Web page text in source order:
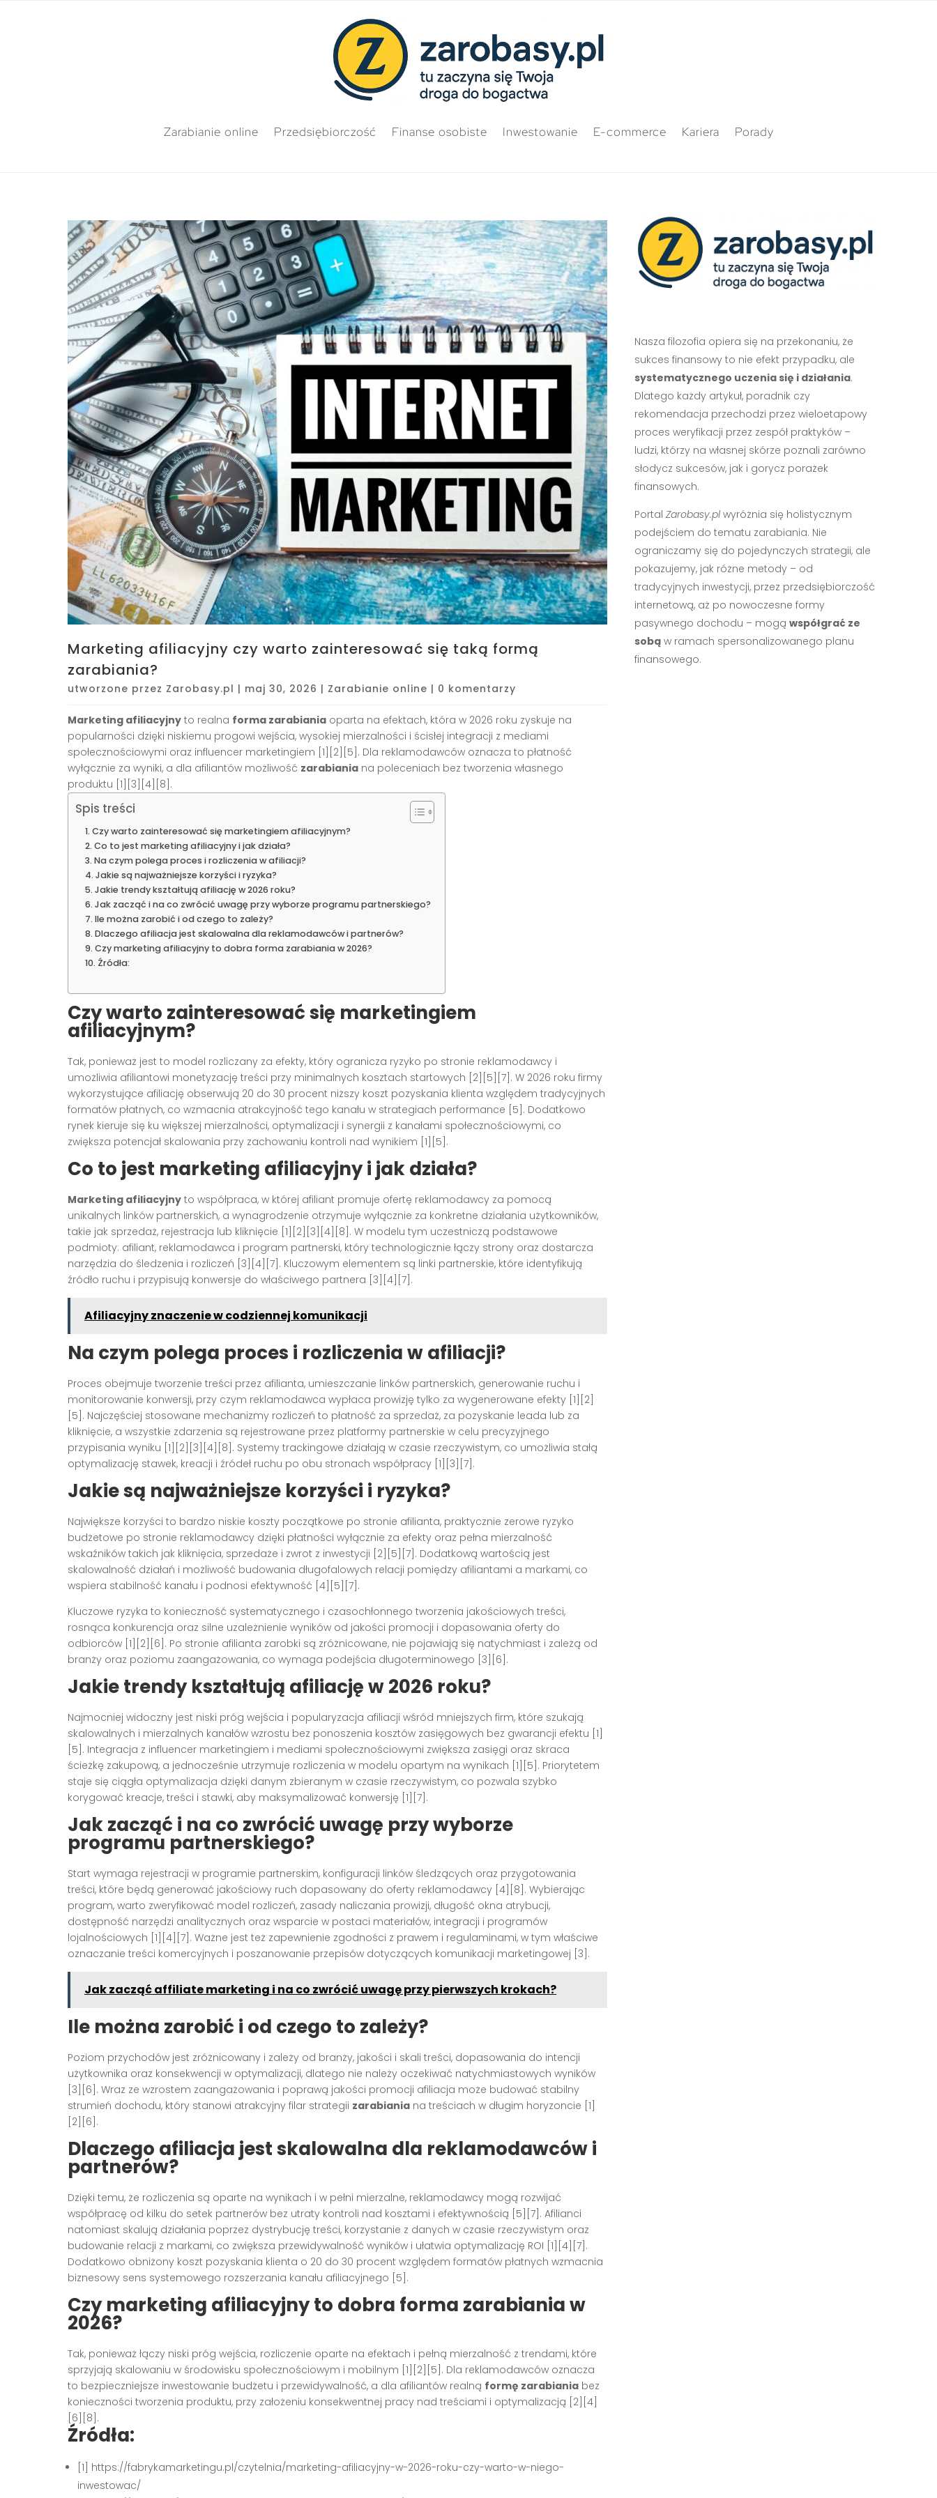
Zarabianie online Przedsiębiorczość Finanse osobiste Inwestowanie E-commerce Kariera Porady
Marketing afiliacyjny czy warto zainteresować się taką formą
zarabiania?
utworzone przez Zarobasy.pl | maj 30, 2026 | Zarabianie online | 0 komentarzy
Marketing afiliacyjny to realna forma zarabiania oparta na efektach, która w 2026 roku zyskuje na
popularności dzięki niskiemu progowi wejścia, wysokiej mierzalności i ścisłej integracji z mediami
społecznościowymi oraz influencer marketingiem [1][2][5]. Dla reklamodawców oznacza to płatność
wyłącznie za wyniki, a dla afiliantów możliwość zarabiania na poleceniach bez tworzenia własnego
produktu [1][3][4][8].
Spis treści
Czy warto zainteresować się marketingiem afiliacyjnym?
Co to jest marketing afiliacyjny i jak działa?
Na czym polega proces i rozliczenia w afiliacji?
Jakie są najważniejsze korzyści i ryzyka?
Jakie trendy kształtują afiliację w 2026 roku?
Jak zacząć i na co zwrócić uwagę przy wyborze programu partnerskiego?
Ile można zarobić i od czego to zależy?
Dlaczego afiliacja jest skalowalna dla reklamodawców i partnerów?
Czy marketing afiliacyjny to dobra forma zarabiania w 2026?
Źródła:
Czy warto zainteresować się marketingiem
afiliacyjnym?
Tak, ponieważ jest to model rozliczany za efekty, który ogranicza ryzyko po stronie reklamodawcy i
umożliwia afiliantowi monetyzację treści przy minimalnych kosztach startowych [2][5][7]. W 2026 roku firmy
wykorzystujące afiliację obserwują 20 do 30 procent niższy koszt pozyskania klienta względem tradycyjnych
formatów płatnych, co wzmacnia atrakcyjność tego kanału w strategiach performance [5]. Dodatkowo
rynek kieruje się ku większej mierzalności, optymalizacji i synergii z kanałami społecznościowymi, co
zwiększa potencjał skalowania przy zachowaniu kontroli nad wynikiem [1][5].
Co to jest marketing afiliacyjny i jak działa?
Marketing afiliacyjny to współpraca, w której afiliant promuje ofertę reklamodawcy za pomocą
unikalnych linków partnerskich, a wynagrodzenie otrzymuje wyłącznie za konkretne działania użytkowników,
takie jak sprzedaż, rejestracja lub kliknięcie [1][2][3][4][8]. W modelu tym uczestniczą podstawowe
podmioty: afiliant, reklamodawca i program partnerski, który technologicznie łączy strony oraz dostarcza
narzędzia do śledzenia i rozliczeń [3][4][7]. Kluczowym elementem są linki partnerskie, które identyfikują
źródło ruchu i przypisują konwersje do właściwego partnera [3][4][7].
Afiliacyjny znaczenie w codziennej komunikacji
Na czym polega proces i rozliczenia w afiliacji?
Proces obejmuje tworzenie treści przez afilianta, umieszczanie linków partnerskich, generowanie ruchu i
monitorowanie konwersji, przy czym reklamodawca wypłaca prowizję tylko za wygenerowane efekty [1][2]
[5]. Najczęściej stosowane mechanizmy rozliczeń to płatność za sprzedaż, za pozyskanie leada lub za
kliknięcie, a wszystkie zdarzenia są rejestrowane przez platformy partnerskie w celu precyzyjnego
przypisania wyniku [1][2][3][4][8]. Systemy trackingowe działają w czasie rzeczywistym, co umożliwia stałą
optymalizację stawek, kreacji i źródeł ruchu po obu stronach współpracy [1][3][7].
Jakie są najważniejsze korzyści i ryzyka?
Największe korzyści to bardzo niskie koszty początkowe po stronie afilianta, praktycznie zerowe ryzyko
budżetowe po stronie reklamodawcy dzięki płatności wyłącznie za efekty oraz pełna mierzalność
wskaźników takich jak kliknięcia, sprzedaże i zwrot z inwestycji [2][5][7]. Dodatkową wartością jest
skalowalność działań i możliwość budowania długofalowych relacji pomiędzy afiliantami a markami, co
wspiera stabilność kanału i podnosi efektywność [4][5][7].
Kluczowe ryzyka to konieczność systematycznego i czasochłonnego tworzenia jakościowych treści,
rosnąca konkurencja oraz silne uzależnienie wyników od jakości promocji i dopasowania oferty do
odbiorców [1][2][6]. Po stronie afilianta zarobki są zróżnicowane, nie pojawiają się natychmiast i zależą od
branży oraz poziomu zaangażowania, co wymaga podejścia długoterminowego [3][6].
Jakie trendy kształtują afiliację w 2026 roku?
Najmocniej widoczny jest niski próg wejścia i popularyzacja afiliacji wśród mniejszych firm, które szukają
skalowalnych i mierzalnych kanałów wzrostu bez ponoszenia kosztów zasięgowych bez gwarancji efektu [1]
[5]. Integracja z influencer marketingiem i mediami społecznościowymi zwiększa zasięgi oraz skraca
ścieżkę zakupową, a jednocześnie utrzymuje rozliczenia w modelu opartym na wynikach [1][5]. Priorytetem
staje się ciągła optymalizacja dzięki danym zbieranym w czasie rzeczywistym, co pozwala szybko
korygować kreacje, treści i stawki, aby maksymalizować konwersję [1][7].
Jak zacząć i na co zwrócić uwagę przy wyborze
programu partnerskiego?
Start wymaga rejestracji w programie partnerskim, konfiguracji linków śledzących oraz przygotowania
treści, które będą generować jakościowy ruch dopasowany do oferty reklamodawcy [4][8]. Wybierając
program, warto zweryfikować model rozliczeń, zasady naliczania prowizji, długość okna atrybucji,
dostępność narzędzi analitycznych oraz wsparcie w postaci materiałów, integracji i programów
lojalnościowych [1][4][7]. Ważne jest też zapewnienie zgodności z prawem i regulaminami, w tym właściwe
oznaczanie treści komercyjnych i poszanowanie przepisów dotyczących komunikacji marketingowej [3].
Jak zacząć affiliate marketing i na co zwrócić uwagę przy pierwszych krokach?
Ile można zarobić i od czego to zależy?
Poziom przychodów jest zróżnicowany i zależy od branży, jakości i skali treści, dopasowania do intencji
użytkownika oraz konsekwencji w optymalizacji, dlatego nie należy oczekiwać natychmiastowych wyników
[3][6]. Wraz ze wzrostem zaangażowania i poprawą jakości promocji afiliacja może budować stabilny
strumień dochodu, który stanowi atrakcyjny filar strategii zarabiania na treściach w długim horyzoncie [1]
[2][6].
Dlaczego afiliacja jest skalowalna dla reklamodawców i
partnerów?
Dzięki temu, że rozliczenia są oparte na wynikach i w pełni mierzalne, reklamodawcy mogą rozwijać
współpracę od kilku do setek partnerów bez utraty kontroli nad kosztami i efektywnością [5][7]. Afilianci
natomiast skalują działania poprzez dystrybucję treści, korzystanie z danych w czasie rzeczywistym oraz
budowanie relacji z markami, co zwiększa przewidywalność wyników i ułatwia optymalizację ROI [1][4][7].
Dodatkowo obniżony koszt pozyskania klienta o 20 do 30 procent względem formatów płatnych wzmacnia
biznesowy sens systemowego rozszerzania kanału afiliacyjnego [5].
Czy marketing afiliacyjny to dobra forma zarabiania w
2026?
Tak, ponieważ łączy niski próg wejścia, rozliczenie oparte na efektach i pełną mierzalność z trendami, które
sprzyjają skalowaniu w środowisku społecznościowym i mobilnym [1][2][5]. Dla reklamodawców oznacza
to bezpieczniejsze inwestowanie budżetu i przewidywalność, a dla afiliantów realną formę zarabiania bez
konieczności tworzenia produktu, przy założeniu konsekwentnej pracy nad treściami i optymalizacją [2][4]
[6][8].
Źródła:
[1] https://fabrykamarketingu.pl/czytelnia/marketing-afiliacyjny-w-2026-roku-czy-warto-w-niego-
inwestowac/
Nasza filozofia opiera się na przekonaniu, że
sukces finansowy to nie efekt przypadku, ale
systematycznego uczenia się i działania.
Dlatego każdy artykuł, poradnik czy
rekomendacja przechodzi przez wieloetapowy
proces weryfikacji przez zespół praktyków –
ludzi, którzy na własnej skórze poznali zarówno
słodycz sukcesów, jak i gorycz porażek
finansowych.
Portal Zarobasy.plwyróżnia się holistycznym
podejściem do tematu zarabiania. Nie
ograniczamy się do pojedynczych strategii, ale
pokazujemy, jak różne metody – od
tradycyjnych inwestycji, przez przedsiębiorczość
internetową, aż po nowoczesne formy
pasywnego dochodu – mogą współgrać ze
sobąw ramach spersonalizowanego planu
finansowego.